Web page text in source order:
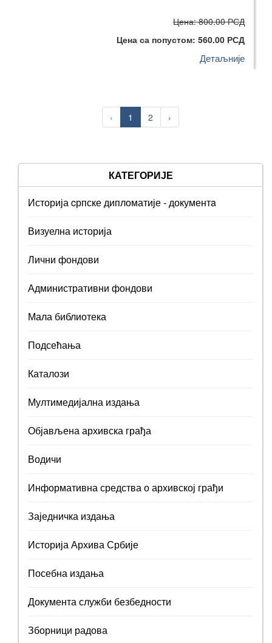
Цена: 800.00 РСД
Цена са попустом: 560.00 РСД
Детаљније
‹ 1 2 ›
КАТЕГОРИЈЕ
Историја cрпске дипломатије - документa
Визуелна историја
Лични фондови
Административни фондови
Мала библиотека
Подсећања
Каталози
Мултимедијална издања
Објављена архивска грађа
Водичи
Информативна средства о архивској грађи
Заједничка издања
Историја Архива Србије
Посебна издања
Документа служби безбедности
Зборници радова